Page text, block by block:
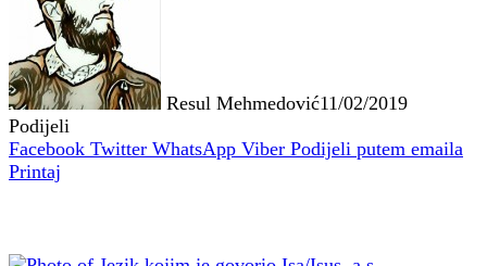
Resul Mehmedović11/02/2019
Podijeli
Facebook Twitter WhatsApp Viber Podijeli putem emaila
Printaj